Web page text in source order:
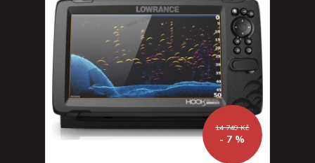
14 749 Kč
- 7 %